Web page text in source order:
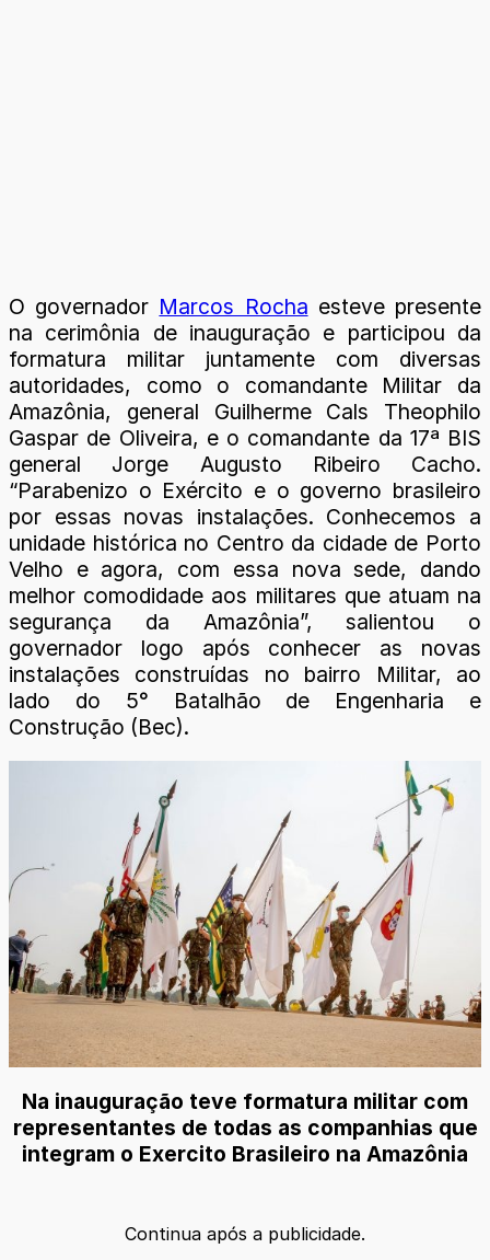
O governador Marcos Rocha esteve presente
na cerimônia de inauguração e participou da
formatura militar juntamente com diversas
autoridades, como o comandante Militar da
Amazônia, general Guilherme Cals Theophilo
Gaspar de Oliveira, e o comandante da 17ª BIS
general Jorge Augusto Ribeiro Cacho.
“Parabenizo o Exército e o governo brasileiro
por essas novas instalações. Conhecemos a
unidade histórica no Centro da cidade de Porto
Velho e agora, com essa nova sede, dando
melhor comodidade aos militares que atuam na
segurança da Amazônia”, salientou o
governador logo após conhecer as novas
instalações construídas no bairro Militar, ao
lado do 5° Batalhão de Engenharia e
Construção (Bec).
Na inauguração teve formatura militar com
representantes de todas as companhias que
integram o Exercito Brasileiro na Amazônia
Continua após a publicidade.